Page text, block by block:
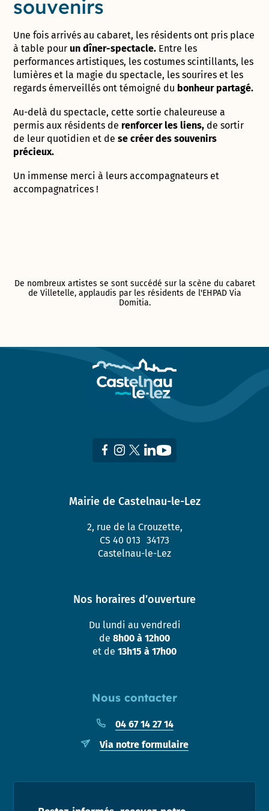
souvenirs
Une fois arrivés au cabaret, les résidents ont pris place
à table pourun dîner-spectacle. Entre les
performances artistiques, les costumes scintillants, les
lumières et la magie du spectacle, les sourires et les
regards émerveillés ont témoigné du bonheur partagé.
Au-delà du spectacle, cette sortie chaleureuse a
permis aux résidents de renforcer les liens, de sortir
de leur quotidien et dese créer des souvenirs
précieux.
Un immense merci à leurs accompagnateurs et
accompagnatrices !
De nombreux artistes se sont succédé sur la scène du cabaret
de Villetelle, applaudis par les résidents de l'EHPAD Via
Domitia.
Nous contacter
04 67 14 27 14
Via notre formulaire
Mairie de Castelnau-le-Lez
2, rue de la Crouzette,
CS 40 013 34173
Castelnau-le-Lez
Nos horaires d’ouverture
Du lundi au vendredi
de 8h00 à 12h00
et de 13h15 à 17h00